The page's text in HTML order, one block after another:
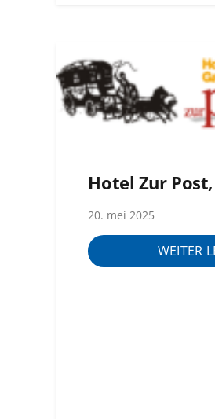
Hotel Zur
20. mei 2025
WEITER